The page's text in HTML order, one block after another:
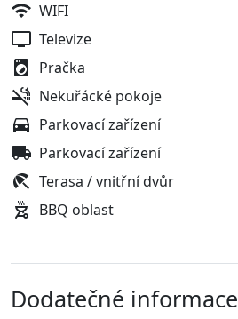
WIFI
Televize
Pračka
Nekuřácké pokoje
Parkovací zařízení
Parkovací zařízení
Terasa / vnitřní dvůr
BBQ oblast
Dodatečné informace